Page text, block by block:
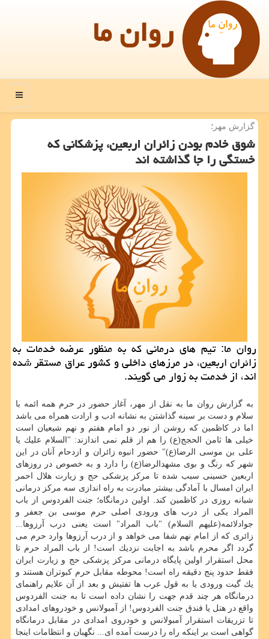
روان ما
منو
گزارش مهر؛
شوق خادم بودن زائران اربعین، پزشكانی كه
خستگی را جا گذاشته اند
روان ما: تیم های درمانی كه به منظور عرضه خدمات به
زائران اربعین، در مرزهای داخلی و كشور عراق مستقر شده
اند، از خدمت به زوار می گویند.
به گزارش روان ما به نقل از مهر، آغاز حضور در حرم همه ائمه با
سلام و دست بر سینه گذاشتن به نشانه ادب و ارادت همراه می باشد
اما در كاظمین كه روشن از نور دو امام هفتم و نهم شیعیان است
خیلی ها ثامن الحجج(ع) را هم از قلم نمی اندازند: "السلام علیك یا
علی بن موسی الرضا(ع)" حضور انبوه زائران و ازدحام آنان در این
شهر كه رنگ و بوی مشهدالرضا(ع) را دارد و به خصوص در روزهای
اربعین حسینی سبب شده تا مركز پزشكی حج و زیارت هلال احمر
ایران امسال با آمادگی بیشتر مبادرت به راه اندازی سه مركز درمانی
شبانه روزی در كاظمین كند. اولین درمانگاه؛ جنت الفردوس از باب
المراد یكی از درب های ورودی اصلی حرم موسی بن جعفر و
جوادلائمه(علیهم السلام) "باب المراد" است یعنی درب آرزوها...
زائری كه از امام نهم شفا می خواهد و از درب آرزوها وارد حرم می
گردد اگر محرم باشد به اجابت نزدیك است! از باب المراد حرم تا
محل استقرار اولین پایگاه درمانی مركز پزشكی حج و زیارت ایران
فقط حدود پنج دقیقه راه است! محوطه مقابل حرم كبوتران هستند و
یك گیت ورودی یا به قول عرب ها تفتیش و بعد از آن علایم راهنمای
درمانگاه هر چند قدم جهت را نشان داده است تا به جنت الفردوس
واقع در هتل یا فندق جنت الفردوس! از آمبولانس و خودروهای امدادی
تا تزریقات استقرار آمبولانس و خودروی امدادی در مقابل درمانگاه
گواهی است بر اینكه راه را درست آمده ای... نگهبان و انتظامات اینجا